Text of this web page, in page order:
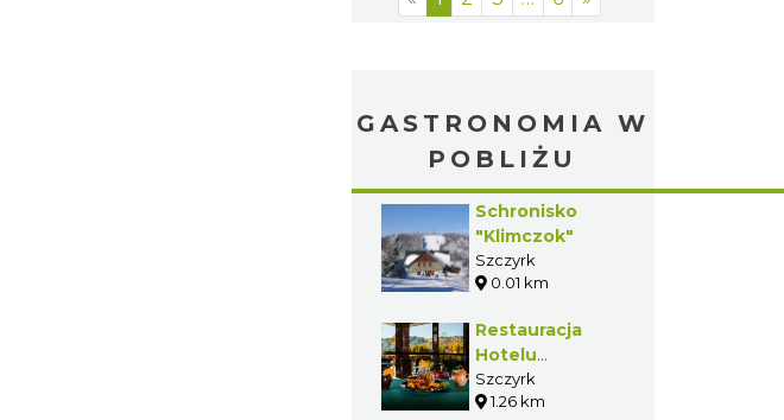
Willa "Orle
1 2 3 … 6
GASTRONOMIA W
Schronisko
"Klimczok"
Szczyrk